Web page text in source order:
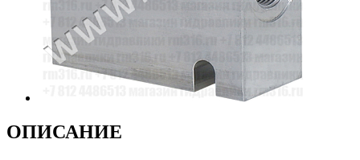
ОПИСАНИЕ